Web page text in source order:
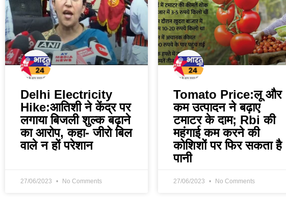
Delhi Electricity
Hike:आतिशी ने केंद्र पर
लगाया बिजली शुल्क बढ़ाने
का आरोप, कहा- जीरो बिल
वाले न हों परेशान
27/06/2023 No Comments
Tomato Price:लू और
कम उत्पादन ने बढ़ाए
टमाटर के दाम; Rbi की
महंगाई कम करने की
कोशिशों पर फिर सकता है
पानी
27/06/2023 No Comments